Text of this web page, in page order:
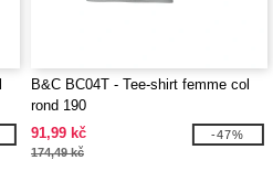
B&C BC04T - Tee-shirt femme col
rond 190
91,99 kč
174,49 kč
-47%